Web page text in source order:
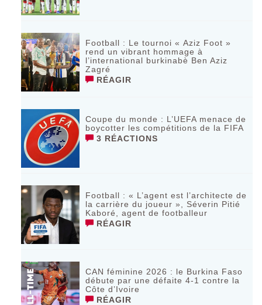
Football : Le tournoi « Aziz Foot »
rend un vibrant hommage à
l’international burkinabè Ben Aziz
Zagré
RÉAGIR
Coupe du monde : L’UEFA menace de
boycotter les compétitions de la FIFA
3 RÉACTIONS
Football : « L’agent est l’architecte de
la carrière du joueur », Séverin Pitié
Kaboré, agent de footballeur
RÉAGIR
CAN féminine 2026 : le Burkina Faso
débute par une défaite 4-1 contre la
Côte d’Ivoire
RÉAGIR